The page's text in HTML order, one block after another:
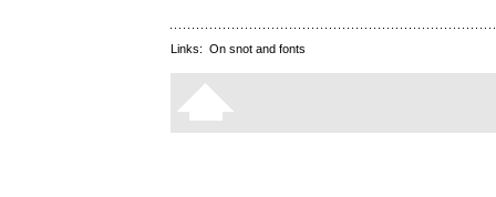
Links: On snot and fonts